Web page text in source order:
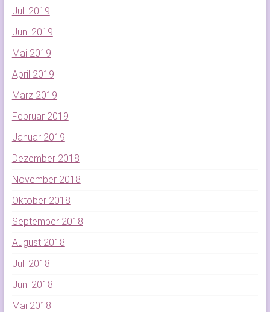
Juli 2019
Juni 2019
Mai 2019
April 2019
März 2019
Februar 2019
Januar 2019
Dezember 2018
November 2018
Oktober 2018
September 2018
August 2018
Juli 2018
Juni 2018
Mai 2018